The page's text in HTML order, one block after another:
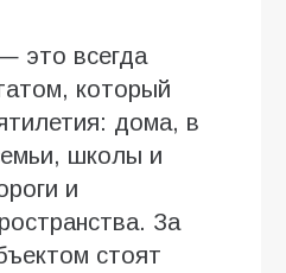
это всегда
который
дома, в
школы и
и
За
стоят